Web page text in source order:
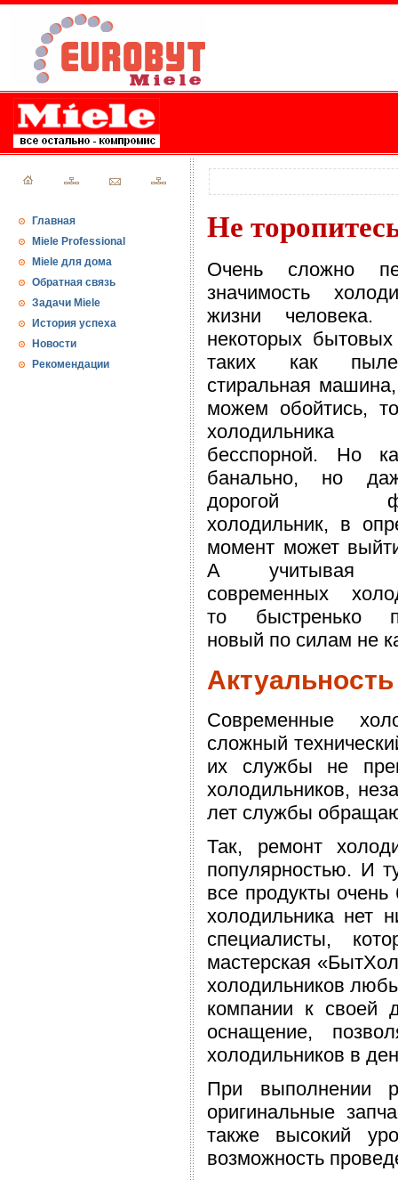
Главная
Miele Professional
Miele для дома
Обратная связь
Задачи Miele
История успеха
Новости
Рекомендации
Не
Очень сложно
значимость
жизни человека.
некоторых
таких как
стиральная
можем обойтись,
холодильника
бесспорной. Но
банально, но
дорогой
холодильник, в
момент может
А учитывая
современных
то быстренько
новый по силам не
Современные
сложный
их службы не
холодильников,
лет службы
Так, ремонт
популярностью. И
все продукты
холодильника нет
специалисты,
мастерская
холодильников
компании к своей
оснащение,
холодильников в
При выполнении
оригинальные
также высокий
возможность